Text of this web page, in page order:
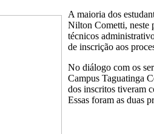
A maioria dos
Nilton Cometti, neste
técnicos
de inscrição aos
No diálogo com os
Campus Taguatinga
dos inscritos tiveram
Essas foram as duas